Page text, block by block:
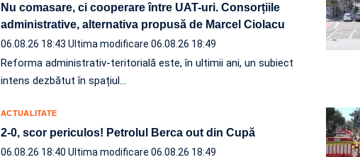
Nu comasare, ci cooperare între UAT-uri. Consorțiile
administrative, alternativa propusă de Marcel Ciolacu
06.08.26 18:43 Ultima modificare 06.08.26 18:49
Reforma administrativ-teritorială este, în ultimii ani, un subiect
intens dezbătut în spațiul…
ACTUALITATE
2-0, scor periculos! Petrolul Berca out din Cupă
06.08.26 18:40 Ultima modificare 06.08.26 18:49